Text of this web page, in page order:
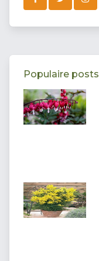
Populaire posts